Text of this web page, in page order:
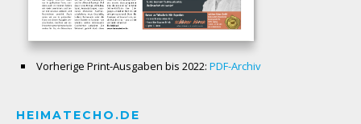
Vorherige Print-Ausgaben bis 2022: PDF-Archiv
HEIMATECHO.DE